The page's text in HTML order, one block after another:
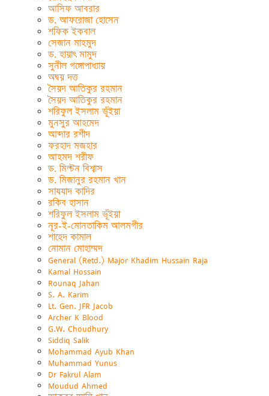
আসিফ আবরার
ড. আফরোজা হোসেন
শফিক ইকবাল
সেজান মাহমুদ
ড. হায়াৎ মামুদ
সুনীল গঙ্গোপাধ্যায়
অদ্বয় দত্ত
সৈয়দ আতিকুর রহমান
সৈয়দ আতিকুর রহমান
শরিফুল ইসলাম ভূঁইয়া
মুনসুর আহমেদ
আব্দার রশীদ
ফরহাদ মজহার
আহমদ শরীফ
ড. মিল্টন বিশ্বাস
ড. মিজানুর রহমান খান
সাযযাদ কাদির
রকিব হাসান
শরিফুল ইসলাম ভূঁইয়া
নূর-ই-মোনতাকিম আলমগীর
শাহেদ কামাল
নোমান মোহাম্মদ
General (Retd.) Major Khadim Hussain Raja
Kamal Hossain
Rounaq Jahan
S. A. Karim
Lt. Gen. JFR Jacob
Archer K Blood
G.W. Choudhury
Siddiq Salik
Mohammad Ayub Khan
Muhammad Yunus
Dr Fakrul Alam
Moudud Ahmed